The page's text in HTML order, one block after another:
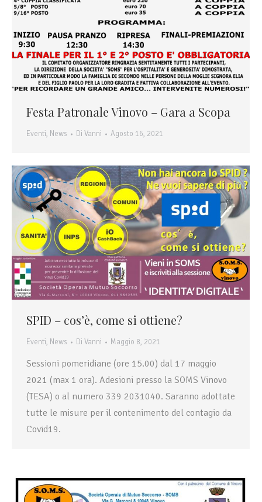
Festa Patronale Vinovo – Gara a Scopa
Eventi, News Di Vanni Agosto 16, 2021
SPID – cos’è, come si ottiene?
Eventi, News Di Vanni Maggio 8, 2021
Sessioni pomeridiane (ore 15.00) dal 17 maggio
2021 (max 1 ora). Adesioni presso la SOMS Vinovo
(TESA) o al numero 339 2031040. Saranno adottate
tutte le misure per il contenimento del contagio da
Covid19.